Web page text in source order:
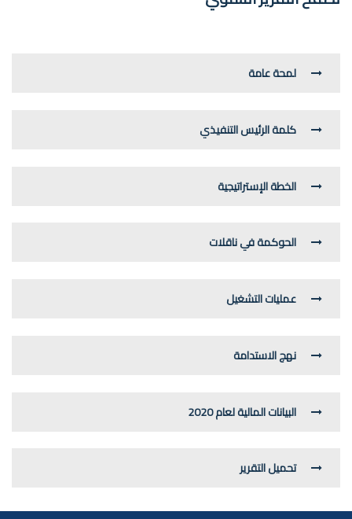
لمحة عامة
كلمة الرئيس التنفيذي
الخطة الإستراتيجية
الحوكمة في ناقلات
عمليات التشغيل
نهج الاستدامة
البيانات المالية لعام 2020
تحميل التقرير